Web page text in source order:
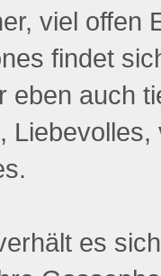
viel offen
findet
eben auch
Liebevolles,
es